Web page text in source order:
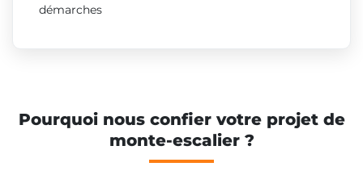
démarches
Pourquoi nous confier votre projet de
monte-escalier ?